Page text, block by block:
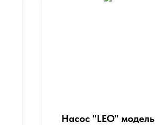
Насос "LEO" модель